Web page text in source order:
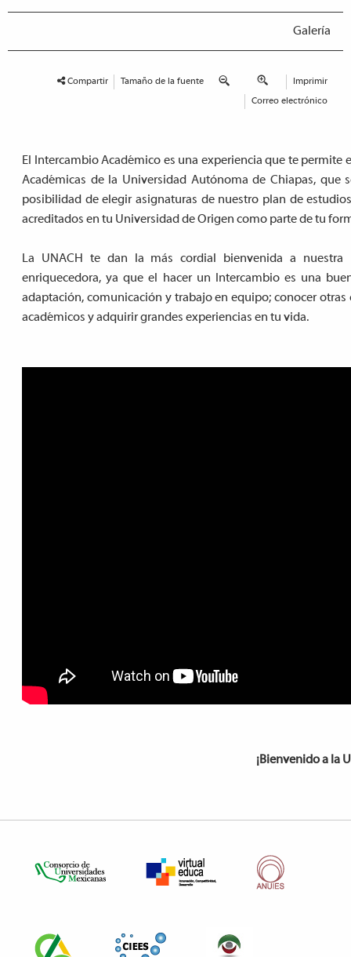
Galería
Compartir Tamaño de la fuente Imprimir
Correo electrónico
El Intercambio Académico es una experiencia que te
Académicas de la Universidad Autónoma de Chiapas,
posibilidad de elegir asignaturas de nuestro plan de
acreditados en tu Universidad de Origen como parte de tu
La UNACH te dan la más cordial bienvenida a nuestra
enriquecedora, ya que el hacer un Intercambio es una
adaptación, comunicación y trabajo en equipo; conocer
académicos y adquirir grandes experiencias en tu vida.
¡Bienvenido a la